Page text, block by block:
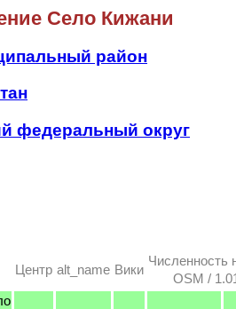
Село Кижани
район
федеральный округ
Центр alt_name Вики
Численность
OSM /